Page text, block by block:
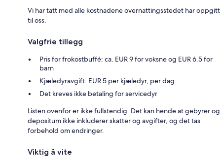
Vi har tatt med alle kostnadene overnattingsstedet har oppgitt
til oss.
Valgfrie tillegg
Pris for frokostbuffé: ca. EUR 9 for voksne og EUR 6.5 for
barn
Kjæledyravgift: EUR 5 per kjæledyr, per dag
Det kreves ikke betaling for servicedyr
Listen ovenfor er ikke fullstendig. Det kan hende at gebyrer og
depositum ikke inkluderer skatter og avgifter, og det tas
forbehold om endringer.
Viktig å vite